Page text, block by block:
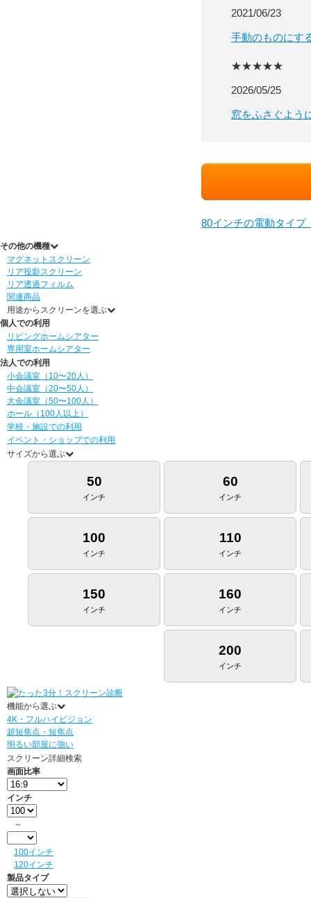
2021/06/23
手動のものにす
★★★★★
2026/05/25
窓をふさぐよう
80インチの電動タイプ
その他の機種
マグネットスクリーン
リア投影スクリーン
リア透過フィルム
関連商品
用途からスクリーンを選ぶ
個人での利用
リビングホームシアター
専用室ホームシアター
法人での利用
小会議室（10〜20人）
中会議室（20〜50人）
大会議室（50〜100人）
ホール（100人以上）
学校・施設での利用
イベント・ショップでの利用
サイズから選ぶ
50
インチ
60
インチ
100
インチ
110
インチ
150
インチ
160
インチ
200
インチ
機能から選ぶ
4K・フルハイビジョン
超短焦点・短焦点
明るい部屋に強い
スクリーン詳細検索
画面比率
インチ
～
100インチ
120インチ
製品タイプ